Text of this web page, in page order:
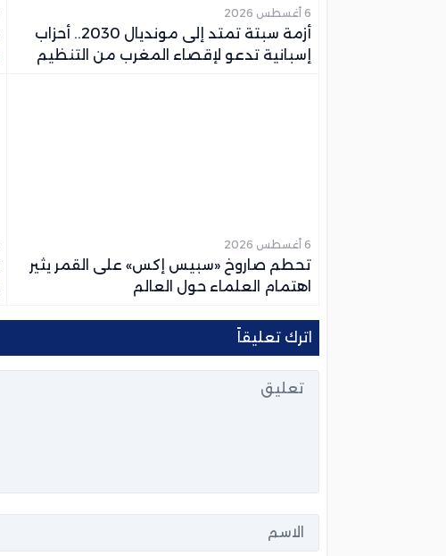
6 أغسطس 2026
أزمة سبتة تمتد إلى مونديال 2030.. أحزاب
إسبانية تدعو لإقصاء المغرب من التنظيم
6 أغسطس 2026
تحطم صاروخ «سبيس إكس» على القمر يثير
اهتمام العلماء حول العالم
اترك تعليقاً